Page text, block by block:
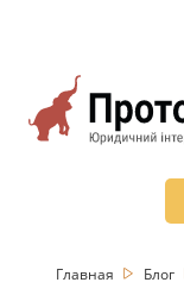
Главная Блог